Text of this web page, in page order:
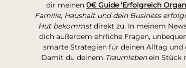
dir meinen 0€ Guide 'Erfolgreich
Familie, Haushalt und dein Business
Hut bekommstdirekt zu. In meinem
dich außerdem ehrliche Fragen,
smarte Strategien für deinen Alltag und
Damit du deinem Traumlebenein Stück